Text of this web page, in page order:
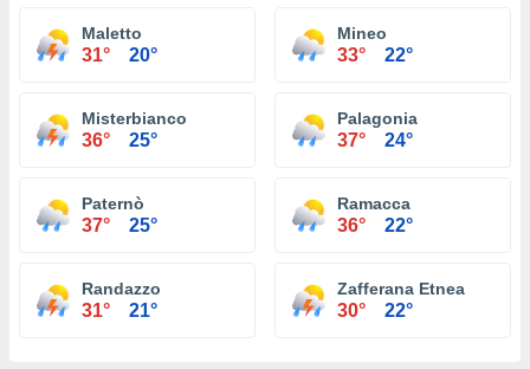
Maletto
31° 20°
Mineo
33° 22°
Misterbianco
36° 25°
Palagonia
37° 24°
Paternò
37° 25°
Ramacca
36° 22°
Randazzo
31° 21°
Zafferana Etnea
30° 22°